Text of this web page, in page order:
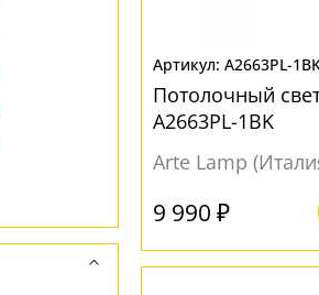
A2663PL-
Потолочный
A2663PL-1BK
Arte Lamp
9 990 ₽